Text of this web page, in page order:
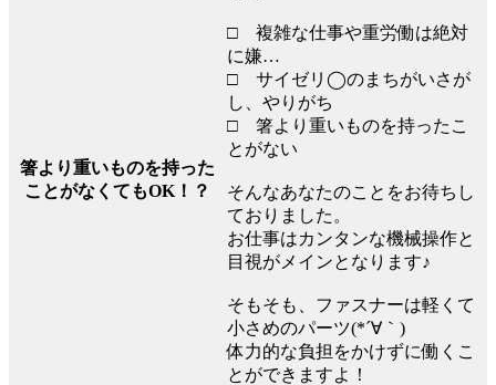
箸より重いものを持った
ことがなくてもOK！？
□ 複雑な仕事や重労働は絶対
に嫌…
□ サイゼリ◯のまちがいさが
し、やりがち
□ 箸より重いものを持ったこ
とがない
そんなあなたのことをお待ちし
ておりました。
お仕事はカンタンな機械操作と
目視がメインとなります♪
そもそも、ファスナーは軽くて
小さめのパーツ(*´∀｀)
体力的な負担をかけずに働くこ
とができますよ！